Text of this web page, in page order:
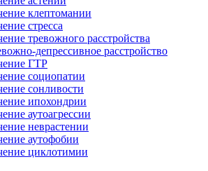
клептомании
стресса
тревожного расстройства
депрессивное расстройство
ГТР
социопатии
сонливости
ипохондрии
аутоагрессии
неврастении
аутофобии
циклотимии